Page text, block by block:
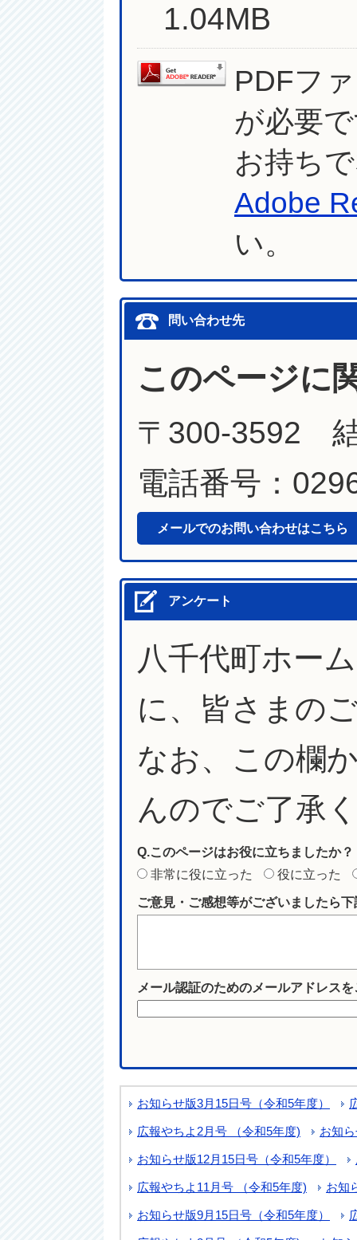
1.04MB
PDFフ
が必要
お持ち
Adobe
い。
問い合わせ先
このページに
〒300-3592
電話番号：
メールでのお問い合わせはこちら
アンケート
八千代町ホー
に、皆さまの
なお、この欄
んのでご了承
Q.このページはお役に立ちましたか？
非常に役に立った
役に立った
ご意見・ご感想等がございましたら
メール認証のためのメールアドレス
お知らせ版3月15日号（令和5年度）
広報やちよ2月号 （令和5年度) お知
お知らせ版12月15日号（令和5年度）
広報やちよ11月号 （令和5年度) お知
お知らせ版9月15日号（令和5年度）